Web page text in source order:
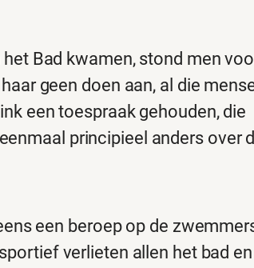
Bad kwamen, stond men
geen doen aan, al die
een toespraak gehouden, die
principieel anders over
een beroep op de
verlieten allen het bad